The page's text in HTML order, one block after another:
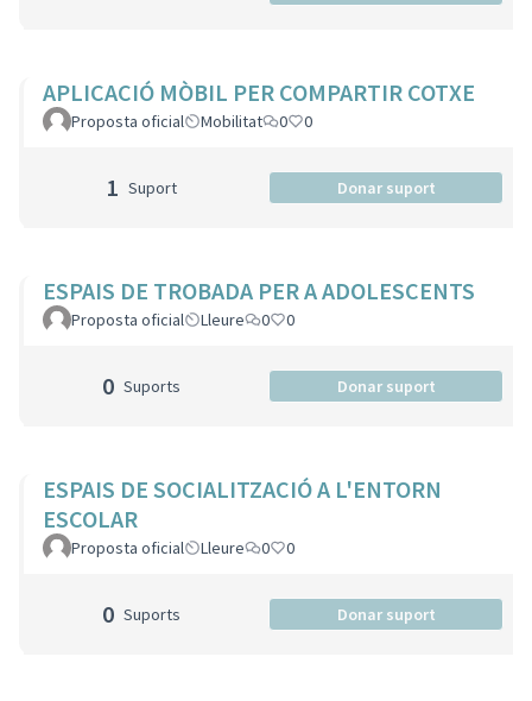
APLICACIÓ MÒBIL PER COMPARTIR COTXE
Proposta oficial Mobilitat 0 0
1 Suport Donar suport
ESPAIS DE TROBADA PER A ADOLESCENTS
Proposta oficial Lleure 0 0
0 Suports Donar suport
ESPAIS DE SOCIALITZACIÓ A L'ENTORN
ESCOLAR
Proposta oficial Lleure 0 0
0 Suports Donar suport